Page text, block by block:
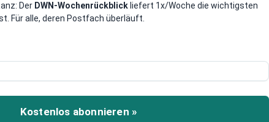
trotzdem sehr
In den anderen
Der DWN-Wochenrückblick liefert 1x/Woche die wichtigsten
Für alle, deren Postfach überläuft.
Kostenlos abonnieren »